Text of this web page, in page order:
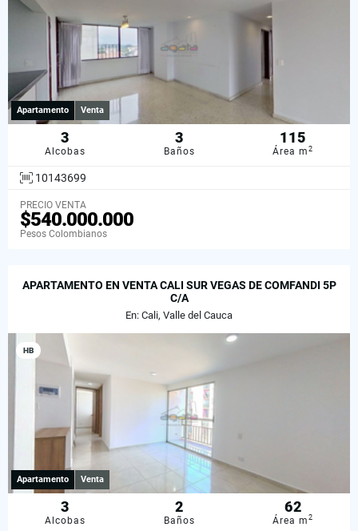
Apartamento Venta
3
Alcobas
3
Baños
115
Área m2
10143699
PRECIO VENTA
$540.000.000
Pesos Colombianos
APARTAMENTO EN VENTA CALI SUR VEGAS DE COMFANDI 5P
C/A
En: Cali, Valle del Cauca
HB
Apartamento Venta
3
Alcobas
2
Baños
62
Área m2